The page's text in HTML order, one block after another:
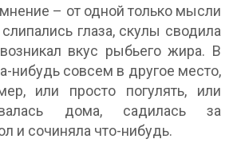
– от одной только мысли
глаза, скулы сводила
вкус рыбьего жира. В
нибудь совсем в другое место,
или просто погулять, или
дома, садилась за
и сочиняла что-нибудь.